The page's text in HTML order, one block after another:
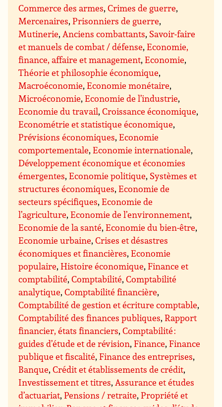
Commerce des armes,Crimes de guerre,
Mercenaires,Prisonniers de guerre,
Mutinerie,Anciens combattants, Savoir-faire
et manuels de combat / défense,Economie,
finance, affaire et management,Economie,
Théorie et philosophie économique,
Macroéconomie,Economie monétaire,
Microéconomie,Economie de l’industrie,
Economie du travail,Croissance économique,
Econométrie et statistique économique,
Prévisions économiques,Economie
comportementale,Economie internationale,
Développement économique et économies
émergentes,Economie politique, Systèmes et
structures économiques,Economie de
secteurs spécifiques,Economie de
l’agriculture,Economie de l’environnement,
Economie de la santé,Economie du bien-être,
Economie urbaine,Crises et désastres
économiques et financières,Economie
populaire,Histoire économique,Finance et
comptabilité,Comptabilité,Comptabilité
analytique,Comptabilité financière,
Comptabilité de gestion et écriture comptable,
Comptabilité des finances publiques,Rapport
financier, états financiers,Comptabilité :
guides d’étude et de révision,Finance,Finance
publique et fiscalité,Finance des entreprises,
Banque,Crédit et établissements de crédit,
Investissement et titres,Assurance et études
d’actuariat,Pensions / retraite,Propriété et